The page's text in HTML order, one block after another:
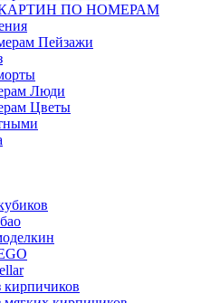
ПО НОМЕРАМ
Пейзажи
Люди
Цветы
кирпичиков